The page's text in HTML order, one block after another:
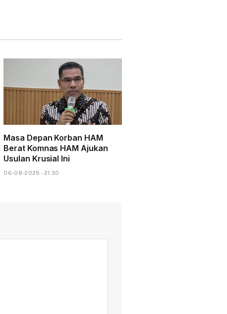
Masa Depan Korban HAM
Berat Komnas HAM Ajukan
Usulan Krusial Ini
06-08-2026 - 21.30